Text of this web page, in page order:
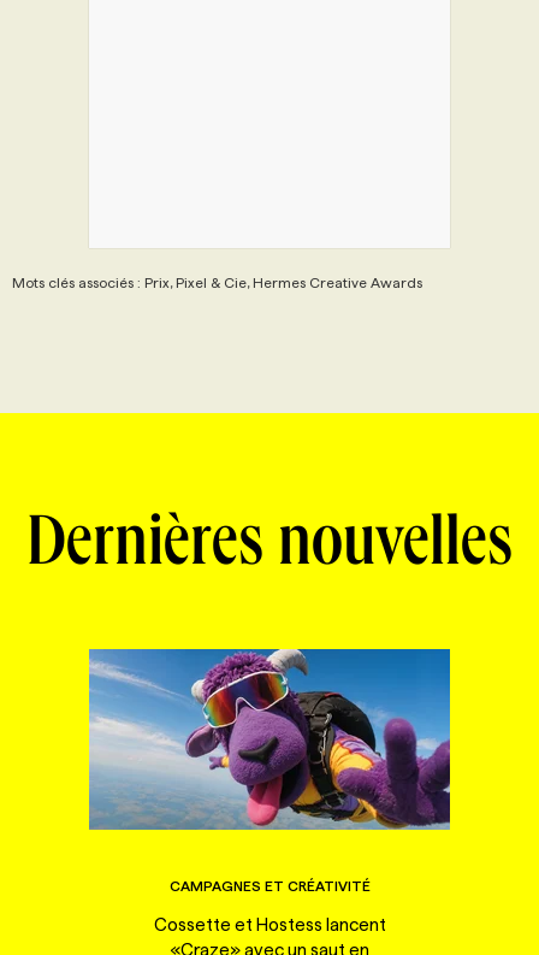
Mots clés associés : Prix, Pixel & Cie, Hermes Creative Awards
Dernières nouvelles
CAMPAGNES ET CRÉATIVITÉ
Cossette et Hostess lancent
«Craze» avec un saut en